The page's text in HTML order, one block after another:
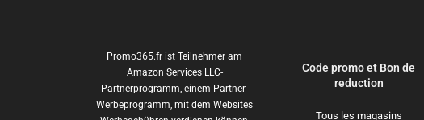
Promo365.fr ist Teilnehmer am
Amazon Services LLC-
Partnerprogramm, einem Partner-
Werbeprogramm, mit dem Websites
Code promo et Bon de
reduction
Tous les magasins